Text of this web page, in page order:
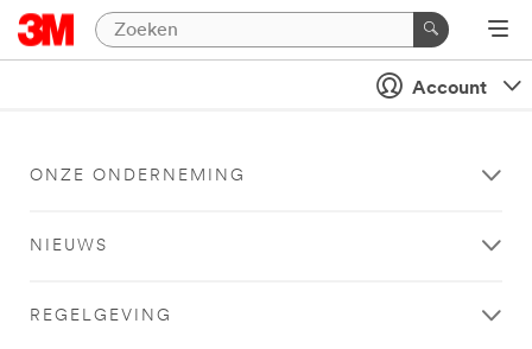
Account
ONZE ONDERNEMING
NIEUWS
REGELGEVING